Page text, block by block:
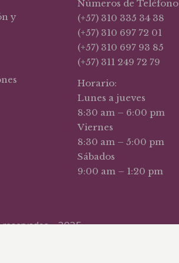
y
Números de Teléfono
(+57) 310 335 34 38
(+57) 310 697 72 01
(+57) 310 697 93 85
(+57) 311 249 72 79
Horario:
Lunes a jueves
8:30 am – 6:00 pm
Viernes
8:30 am – 5:00 pm
Sábados
9:00 am – 1:20 pm
reservados – 2025